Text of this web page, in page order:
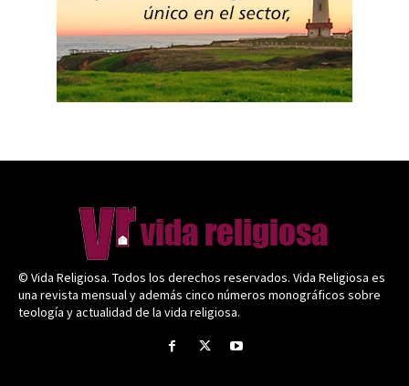
© Vida Religiosa. Todos los derechos reservados. Vida Religiosa es
una revista mensual y además cinco números monográficos sobre
teología y actualidad de la vida religiosa.